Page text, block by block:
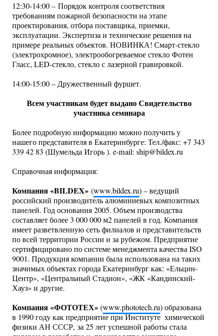
12:30-14:00 – Порядок контроля соответствия
требованиям пожарной безопасности на этапе
проектирования, отбора поставщика, приемки,
эксплуатации. Экспертиза и технические решения на
примере реальных объектов. НОВИНКА! Смарт-стекло
(электрохромное), электрообогреваемое стекло Фотен
Гласс, LED-стекло, стекло с лазерной гравировкой.
14:00-15:00 – Дружественный фуршет.
Всем участникам будет выдано Свидетельство
участника семинара
Более подробную информацию можно получить у
нашего представителя в Екатеринбурге: Тел./факс: +7 343
339 42 83 (Шумельда Игорь ). e-mail: ship@bildex.ru
Справочная информация:
Компания «BILDEX» (www.bildex.ru) – ведущий
российский производитель алюминиевых композитных
панелей. Год основания 2005. Объем производства
составляет более 3 000 000 м2 панелей в год. Компания
имеет разветвленную сеть филиалов и представительств
по всей территории России и за рубежом. Предприятие
сертифицировано по системе менеджмента качества ISO
9001. Продукция компании была использована на таких
значимых объектах города Екатеринбург как: «Ельцин-
Центр», «Центральный Стадион», «ЖК «Кандинский-
Хауз» и другие.
Компания «ФОТОТЕХ»(www.phototech.ru) образована
в 1990 году как предприятие при Институте химической
физики АН СССР, за 25 лет успешной работы стала